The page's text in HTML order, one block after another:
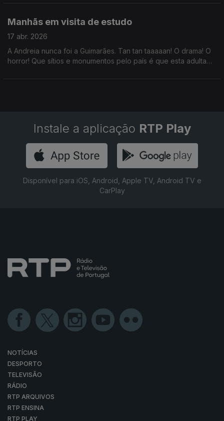
Manhãs em visita de estudo
17 abr. 2026
A Andreia nunca foi a Guimarães. Tan tan taaaaan! O drama! O
horror! Que sítios e monumentos pelo país é que esta adulta
Instale a aplicação RTP Play
Disponível para iOS, Android, Apple TV, Android TV e
CarPlay
NOTÍCIAS
DESPORTO
TELEVISÃO
RÁDIO
RTP ARQUIVOS
RTP ENSINA
RTP PLAY